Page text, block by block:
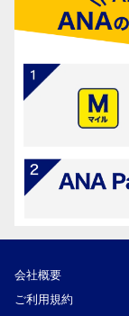
会社概要
ご利用規約